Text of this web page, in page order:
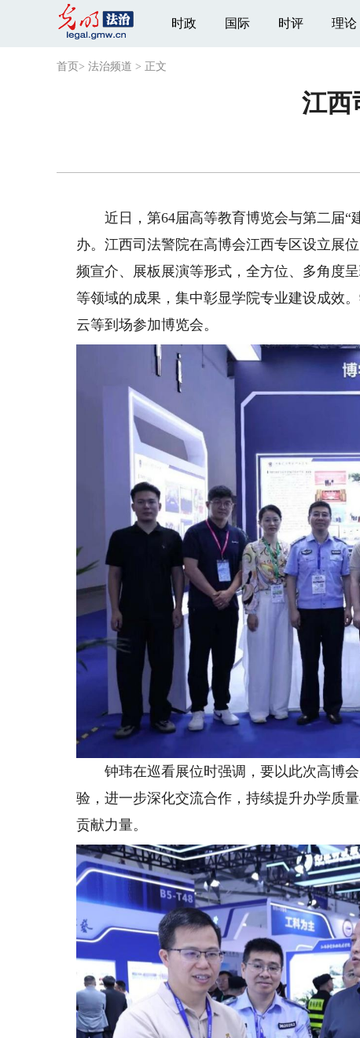
时政 国际 时评 理论
首页 > 法治频道 > 正文
江西
近日，第64届高等教育博览会与第二届“
办。江西司法警院在高博会江西专区设立展
频宣介、展板展演等形式，全方位、多角度
等领域的成果，集中彰显学院专业建设成效
云等到场参加博览会。
钟玮在巡看展位时强调，要以此次高博会
验，进一步深化交流合作，持续提升办学质
贡献力量。